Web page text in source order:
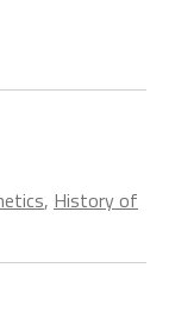
, History of